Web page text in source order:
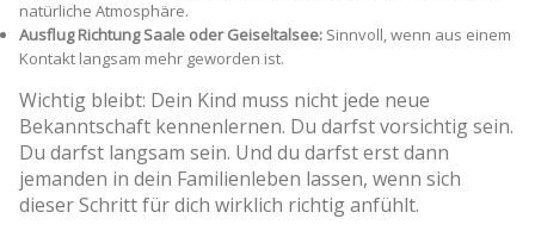
natürliche Atmosphäre.
Ausflug Richtung Saale oder Geiseltalsee: Sinnvoll, wenn aus einem
Kontakt langsam mehr geworden ist.
Wichtig bleibt: Dein Kind muss nicht jede neue
Bekanntschaft kennenlernen. Du darfst vorsichtig sein.
Du darfst langsam sein. Und du darfst erst dann
jemanden in dein Familienleben lassen, wenn sich
dieser Schritt für dich wirklich richtig anfühlt.